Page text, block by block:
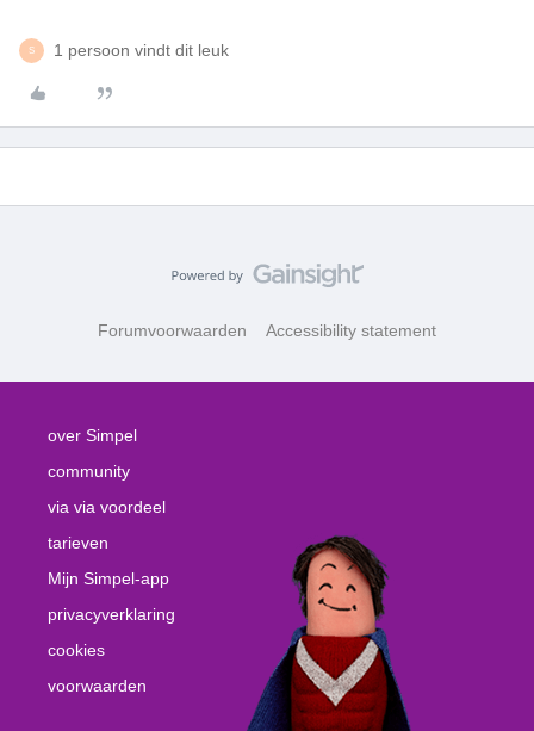
S 1 persoon vindt dit leuk
Forumvoorwaarden Accessibility statement
over Simpel
community
via via voordeel
tarieven
Mijn Simpel-app
privacyverklaring
cookies
voorwaarden